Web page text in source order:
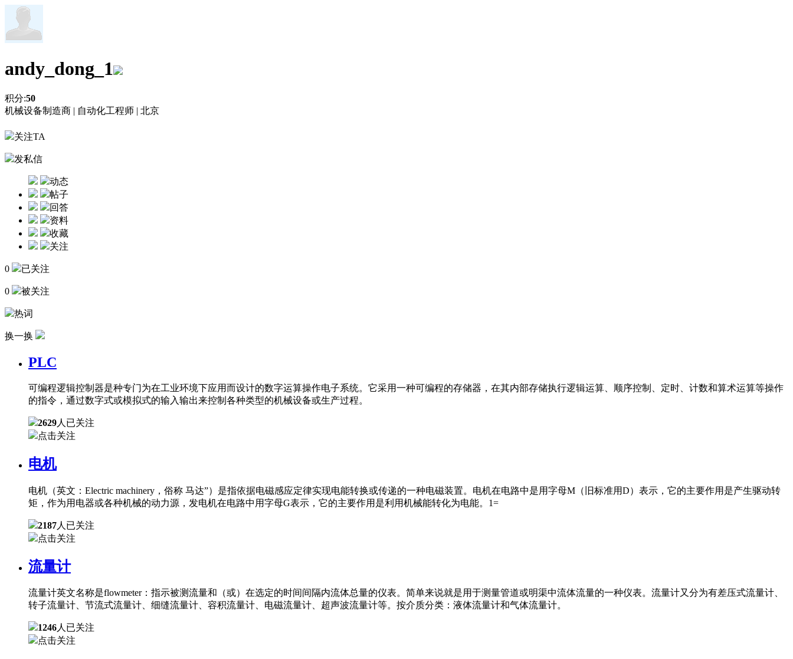
andy_dong_1
积分:50
机械设备制造商 | 自动化工程师 | 北京
关注TA
发私信
动态
帖子
回答
资料
收藏
关注
0 已关注
0 被关注
热词
换一换
PLC
可编程逻辑控制器是种专门为在工业环境下应用而设计的数字运算操作电子系统。它采用一种可编程的存储器，在其内部存储执行逻辑运算、顺序控制、定时、计数和算术运算等操作
的指令，通过数字式或模拟式的输入输出来控制各种类型的机械设备或生产过程。
2629人已关注
点击关注
电机
电机（英文：Electric machinery，俗称 马达”）是指依据电磁感应定律实现电能转换或传递的一种电磁装置。电机在电路中是用字母M（旧标准用D）表示，它的主要作用是产生驱动转
矩，作为用电器或各种机械的动力源，发电机在电路中用字母G表示，它的主要作用是利用机械能转化为电能。1=
2187人已关注
点击关注
流量计
流量计英文名称是flowmeter：指示被测流量和（或）在选定的时间间隔内流体总量的仪表。简单来说就是用于测量管道或明渠中流体流量的一种仪表。流量计又分为有差压式流量计、
转子流量计、节流式流量计、细缝流量计、容积流量计、电磁流量计、超声波流量计等。按介质分类：液体流量计和气体流量计。
1246人已关注
点击关注